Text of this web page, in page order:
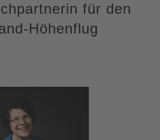
für den
Höhenflug